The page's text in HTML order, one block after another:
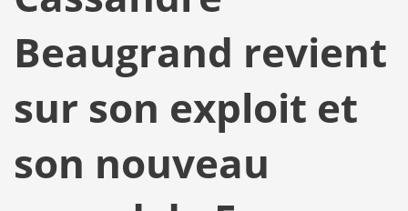
Beaugrand revient
sur son exploit et
son nouveau